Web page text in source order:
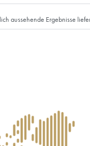
ist die Türkei eine
aus dem
Esteworld